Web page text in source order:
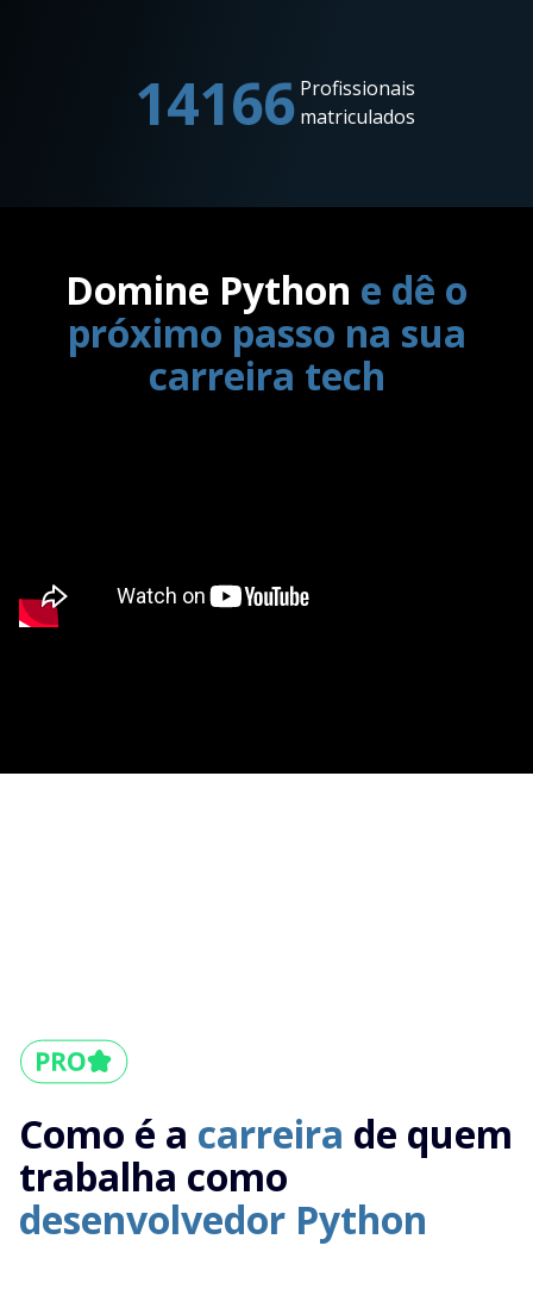
14166 Profissionais
matriculados
Domine Python e dê o
próximo passo na sua
carreira tech
Como é a carreira de quem
trabalha como
desenvolvedor Python